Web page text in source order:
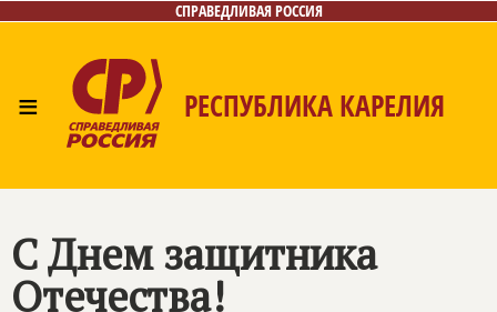
СПРАВЕДЛИВАЯ РОССИЯ
≡ РЕСПУБЛИКА КАРЕЛИЯ
С Днем защитника
Отечества!